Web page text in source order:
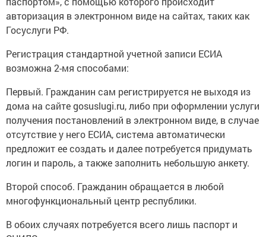
авторизация в электронном виде на сайтах, таких как
Госуслуги РФ.
возможна 2-мя способами:
дома на сайте gosuslugi.ru, либо при оформлении услуги
получения постановлений в электронном виде, в случае
отсутствие у него ЕСИА, система автоматически
предложит ее создать и далее потребуется придумать
логин и пароль, а также заполнить небольшую анкету.
многофункциональный центр республики.
СНИЛС.